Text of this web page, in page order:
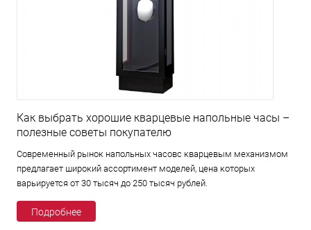
Как выбрать хорошие кварцевые напольные часы –
полезные советы покупателю
Современный рынок напольных часовс кварцевым механизмом
предлагает широкий ассортимент моделей, цена которых
варьируется от 30 тысяч до 250 тысяч рублей.
Подробнее